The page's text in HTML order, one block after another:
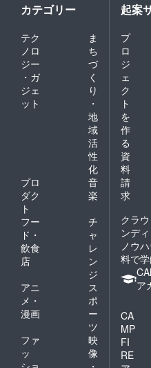
カテゴリー
テク
ノロ
ジー
・ガ
ジェ
ット
ま
ち
づ
く
り
・
地
域
活
性
化
プロ
ダク
ト
音
楽
フー
ド・
飲食
店
チ
ャ
レ
ン
ジ
アニ
メ・
漫画
ス
ポ
ー
ツ
ファ
ッ
映
像
起案
プ
ロ
ジ
ェ
ク
ト
を
作
る
資
料
請
求
クラ
ンデ
ノウ
料で学
ア
CA
MP
FI
RE